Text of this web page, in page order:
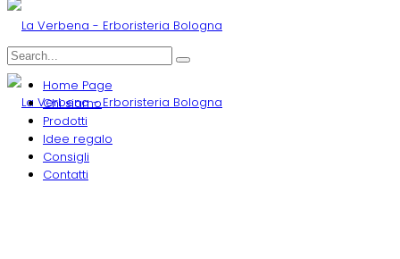
Home Page
Chi siamo
Prodotti
Idee regalo
Consigli
Contatti